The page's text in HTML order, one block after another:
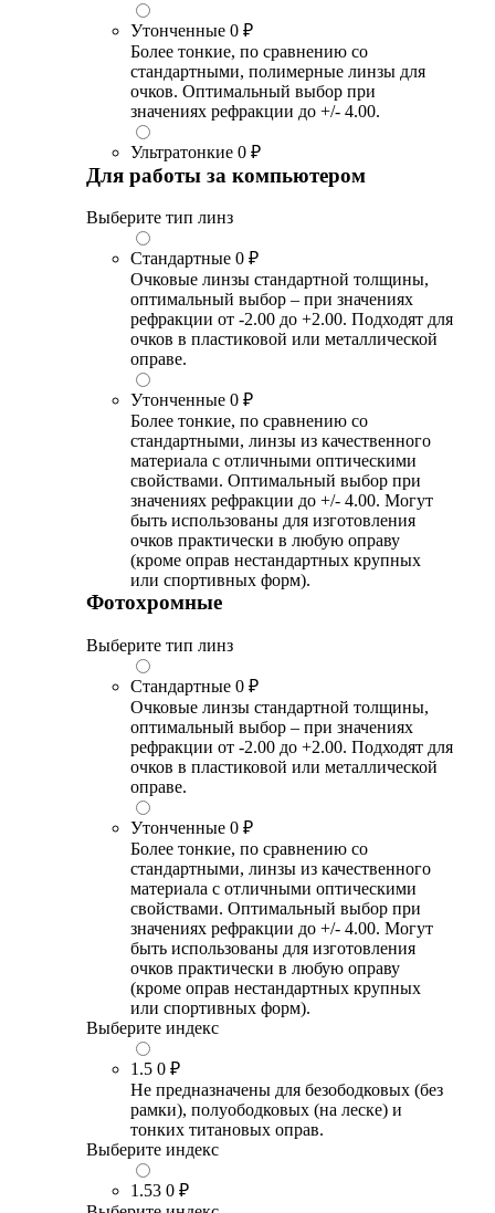
Утонченные 0 ₽
Более тонкие, по сравнению со
стандартными, полимерные линзы для
очков. Оптимальный выбор при
значениях рефракции до +/- 4.00.
Ультратонкие 0 ₽
Для работы за компьютером
Выберите тип линз
Стандартные 0 ₽
Очковые линзы стандартной толщины,
оптимальный выбор – при значениях
рефракции от -2.00 до +2.00. Подходят для
очков в пластиковой или металлической
оправе.
Утонченные 0 ₽
Более тонкие, по сравнению со
стандартными, линзы из качественного
материала с отличными оптическими
свойствами. Оптимальный выбор при
значениях рефракции до +/- 4.00. Могут
быть использованы для изготовления
очков практически в любую оправу
(кроме оправ нестандартных крупных
или спортивных форм).
Фотохромные
Выберите тип линз
Стандартные 0 ₽
Очковые линзы стандартной толщины,
оптимальный выбор – при значениях
рефракции от -2.00 до +2.00. Подходят для
очков в пластиковой или металлической
оправе.
Утонченные 0 ₽
Более тонкие, по сравнению со
стандартными, линзы из качественного
материала с отличными оптическими
свойствами. Оптимальный выбор при
значениях рефракции до +/- 4.00. Могут
быть использованы для изготовления
очков практически в любую оправу
(кроме оправ нестандартных крупных
или спортивных форм).
Выберите индекс
1.5 0 ₽
Не предназначены для безободковых (без
рамки), полуободковых (на леске) и
тонких титановых оправ.
Выберите индекс
1.53 0 ₽